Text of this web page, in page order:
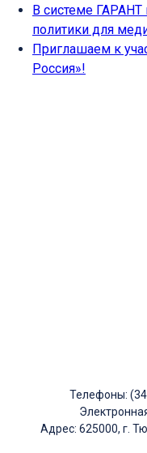
В системе ГАРАНТ
политики для
Приглашаем к
Россия»!
Телефоны:
Адрес: 625000, г.